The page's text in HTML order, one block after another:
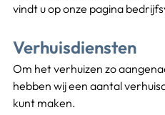
vindt u op onze pagina
Verhuisdiensten
Om het verhuizen zo
hebben wij een aantal
kunt maken.